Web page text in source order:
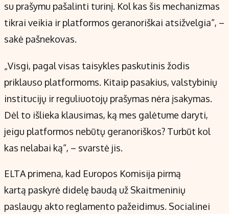
su prašymu pašalinti turinį. Kol kas šis mechanizmas
tikrai veikia ir platformos geranoriškai atsižvelgia“, –
sakė pašnekovas.
„Visgi, pagal visas taisykles paskutinis žodis
priklauso platformoms. Kitaip pasakius, valstybinių
institucijų ir reguliuotojų prašymas nėra įsakymas.
Dėl to išlieka klausimas, ką mes galėtume daryti,
jeigu platformos nebūtų geranoriškos? Turbūt kol
kas nelabai ką“, – svarstė jis.
ELTA primena, kad Europos Komisija pirmą
kartą paskyrė didelę baudą už Skaitmeninių
paslaugų akto reglamento pažeidimus. Socialinei